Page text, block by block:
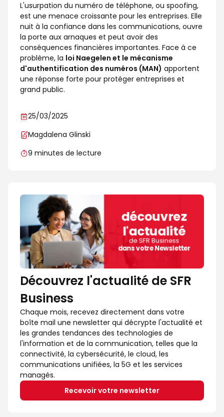
L'usurpation du numéro de téléphone, ou spoofing,
est une menace croissante pour les entreprises. Elle
nuit à la confiance dans les communications, ouvre
la porte aux arnaques et peut avoir des
conséquences financières importantes. Face à ce
problème, la loi Naegelen et le mécanisme
d'authentification des numéros (MAN) apportent
une réponse forte pour protéger entreprises et
grand public.
25/03/2025
Magdalena Glinski
9 minutes de lecture
Découvrez l'actualité de SFR
Business
Chaque mois, recevez directement dans votre
boîte mail une newsletter qui décrypte l'actualité et
les grandes tendances des technologies de
l'information et de la communication, telles que la
connectivité, la cybersécurité, le cloud, les
communications unifiées, la 5G et les services
managés.
Recevoir votre newsletter